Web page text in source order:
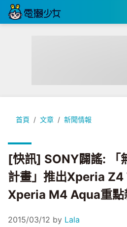
首頁 文章 新聞情報
[快訊] SONY闢謠: 「無出售行
[快訊] SONY闢謠: 「
計畫」推出Xperia Z4
Xperia M4 Aqua重點
2015/03/12 by Lala